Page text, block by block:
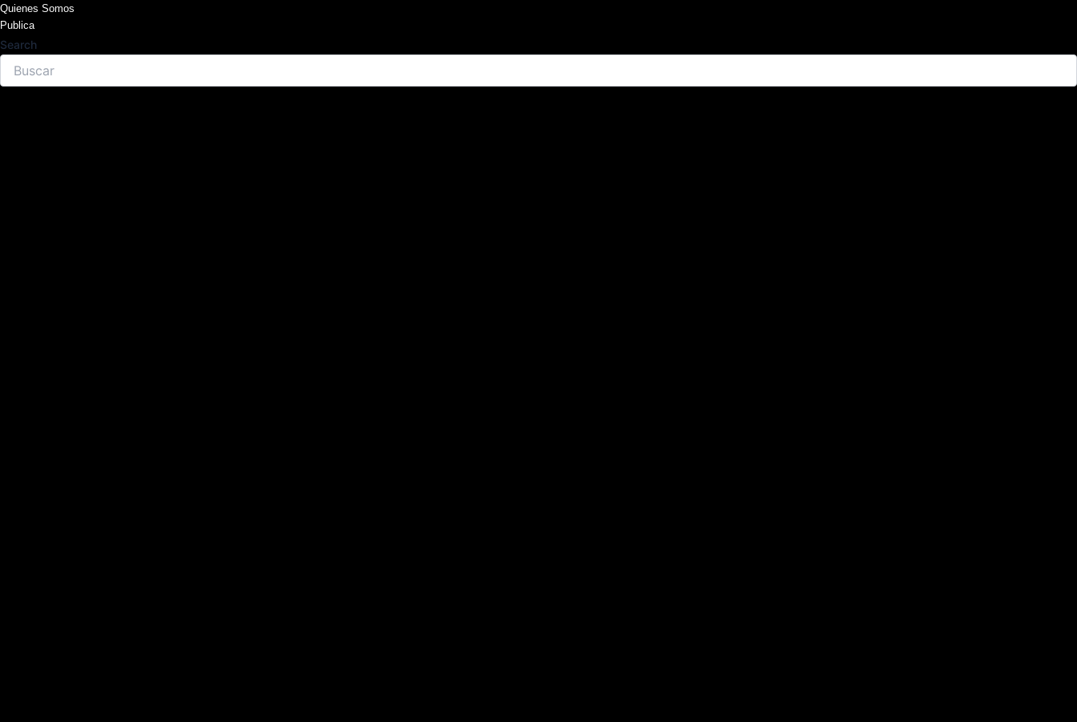
Skip
to
content
Quienes Somos
Publica
Search